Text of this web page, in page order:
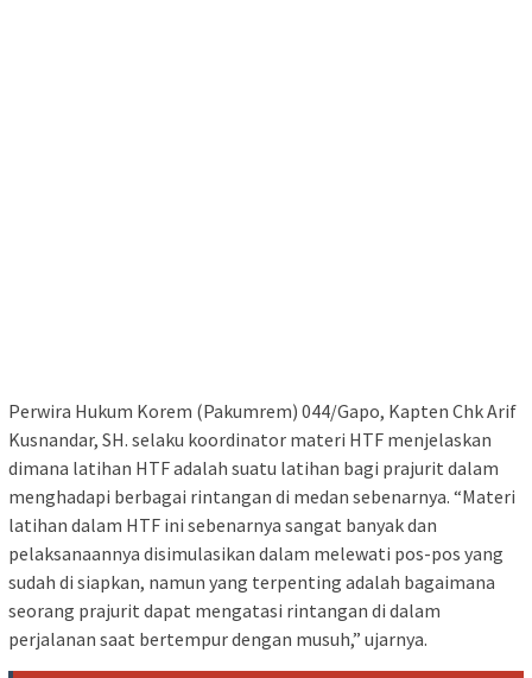
Perwira Hukum Korem (Pakumrem) 044/Gapo, Kapten Chk Arif
Kusnandar, SH. selaku koordinator materi HTF menjelaskan
dimana latihan HTF adalah suatu latihan bagi prajurit dalam
menghadapi berbagai rintangan di medan sebenarnya. “Materi
latihan dalam HTF ini sebenarnya sangat banyak dan
pelaksanaannya disimulasikan dalam melewati pos-pos yang
sudah di siapkan, namun yang terpenting adalah bagaimana
seorang prajurit dapat mengatasi rintangan di dalam
perjalanan saat bertempur dengan musuh,” ujarnya.